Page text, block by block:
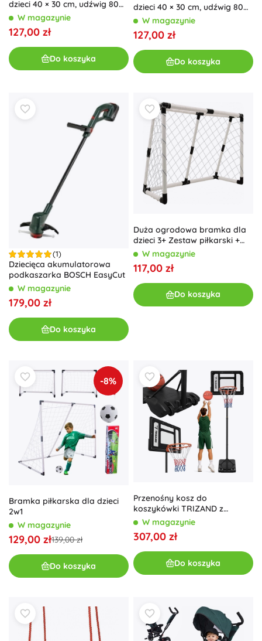
dzieci 40 × 30 cm, udźwig 80
kg – Różowa
W magazynie
127,00 zł
Do koszyka
dzieci 40 × 30 cm, udźwig 80
kg – Niebiesko‑zielona
W magazynie
127,00 zł
Do koszyka
(1)
Dziecięca akumulatorowa
podkaszarka BOSCH EasyCut
W magazynie
179,00 zł
Do koszyka
Duża ogrodowa bramka dla
dzieci 3+ Zestaw piłkarski +
piłka z pompką
W magazynie
117,00 zł
Do koszyka
-8%
Bramka piłkarska dla dzieci
2w1
W magazynie
129,00 zł139,00 zł
Do koszyka
Przenośny kosz do
koszykówki TRIZAND z
regulowaną wysokością 259
W magazynie
307,00 zł
Do koszyka